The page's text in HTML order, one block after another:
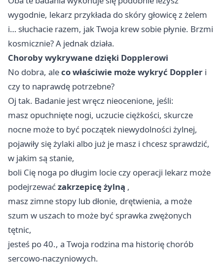
wygodnie, lekarz przykłada do skóry głowicę z żelem
i… słuchacie razem, jak Twoja krew sobie płynie. Brzmi
kosmicznie? A jednak działa.
Choroby wykrywane dzięki Dopplerowi
No dobra, aleco właściwie może wykryć Doppler i
czy to naprawdę potrzebne?
Oj tak. Badanie jest wręcz nieocenione, jeśli:
masz opuchnięte nogi, uczucie ciężkości, skurcze
nocne może to być początek niewydolności żylnej,
pojawiły się żylaki albo już je masz i chcesz sprawdzić,
w jakim są stanie,
boli Cię noga po długim locie czy operacji lekarz może
podejrzewaćzakrzepicę żylną ,
masz zimne stopy lub dłonie, drętwienia, a może
szum w uszach to może być sprawka zwężonych
tętnic,
jesteś po 40., a Twoja rodzina ma historię chorób
sercowo-naczyniowych.